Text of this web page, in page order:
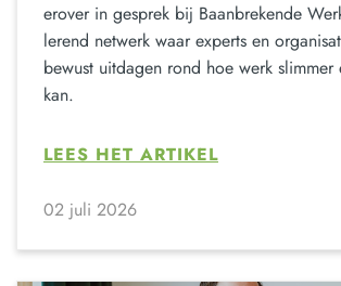
erover in gesprek bij Baanbrekende
lerend netwerk waar experts en
bewust uitdagen rond hoe werk slimmer
kan.
LEES HET ARTIKEL
02 juli 2026